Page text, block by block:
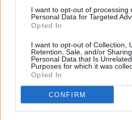
I want to opt-out of processing
Personal Data for Targeted
Opted In
I want to opt-out of Collection,
Retention, Sale, and/or
Personal Data that Is
Purposes for which it was
Opted In
CONFIRM
Podrías ser tú
Golf Solitaire
Golf Solitaire es una versión
clásico, pero depende más de la
suerte. Tu objetivo es eliminar